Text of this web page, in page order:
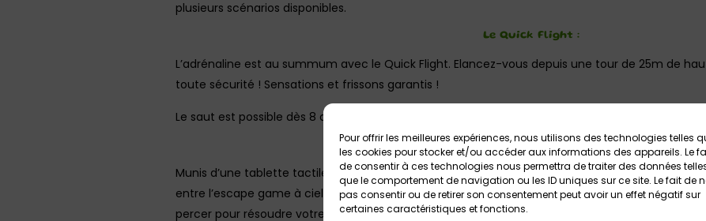
Pour offrir les meilleures expériences, nous utilisons des technologies telles
les cookies pour stocker et/ou accéder aux informations des appareils. Le
de consentir à ces technologies nous permettra de traiter des données
que le comportement de navigation ou les ID uniques sur ce site. Le fait de
pas consentir ou de retirer son consentement peut avoir un effet négatif sur
certaines caractéristiques et fonctions.
plusieurs scénarios disponibles.
Le Quick Flight :
L’adrénaline est au summum avec le Quick Flight. Elancez-vous depuis une tour de 25m de
toute sécurité ! Sensations et frissons garantis !
Le saut est possible dès 8 ans. Comptez 20 min. d’activité (équipement, briefing et saut).
L’Explor Games :
Munis d’une tablette tactile, partez à l’aventure en forêt sur un parcours d’environ 2.5km.
entre l’escape game à ciel ouvert, le jeu de piste et le parcours d’orientation ; vous aurez des
percer pour résoudre votre mission.